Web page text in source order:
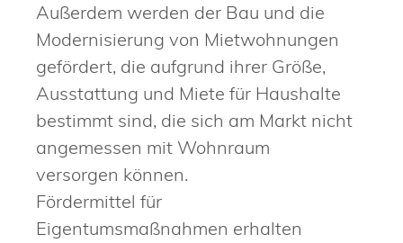
Außerdem werden der Bau und die
Modernisierung von Mietwohnungen
gefördert, die aufgrund ihrer Größe,
Ausstattung und Miete für Haushalte
bestimmt sind, die sich am Markt nicht
angemessen mit Wohnraum
versorgen können.
Fördermittel für
Eigentumsmaßnahmen erhalten